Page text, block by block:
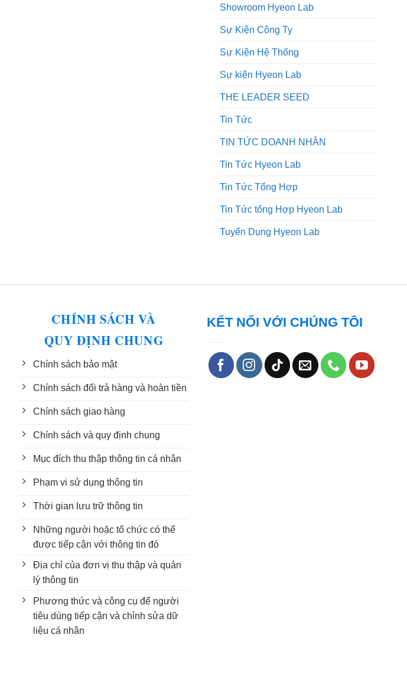
Showroom Hyeon Lab
Sự Kiện Công Ty
Sự Kiện Hệ Thống
Sự kiện Hyeon Lab
THE LEADER SEED
Tin Tức
TIN TỨC DOANH NHÂN
Tin Tức Hyeon Lab
Tin Tức Tổng Hợp
Tin Tức tổng Hợp Hyeon Lab
Tuyển Dụng Hyeon Lab
CHÍNH SÁCH VÀ
QUY ĐỊNH CHUNG
Chính sách bảo mật
Chính sách đổi trả hàng và hoàn tiền
Chính sách giao hàng
Chính sách và quy định chung
Mục đích thu thập thông tin cá nhân
Phạm vi sử dụng thông tin
Thời gian lưu trữ thông tin
Những người hoặc tổ chức có thể
được tiếp cận với thông tin đó
Địa chỉ của đơn vị thu thập và quản
lý thông tin
Phương thức và công cụ để người
tiêu dùng tiếp cận và chỉnh sửa dữ
liệu cá nhân
KẾT NỐI VỚI CHÚNG TÔI